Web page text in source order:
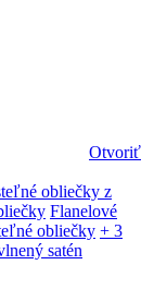
Otvoriť
obliečky z
Flanelové
obliečky + 3
satén